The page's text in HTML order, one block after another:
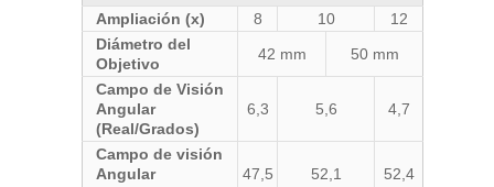
Ampliación (x)
8 10
12
Diámetro del
Objetivo
42 mm
50 mm
Campo de Visión
Angular
(Real/Grados)
6,3 5,6 4,7
Campo de visión
Angular
47,5 52,1 52,4